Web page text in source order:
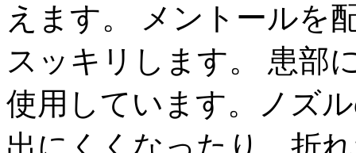
えます。 メントールを
スッキリします。 患部
使用しています。ノズ